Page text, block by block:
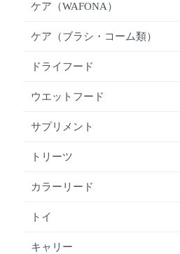
ケア（WAFONA）
ケア（ブラシ・コーム類）
ドライフード
ウエットフード
サプリメント
トリーツ
カラーリード
トイ
キャリー